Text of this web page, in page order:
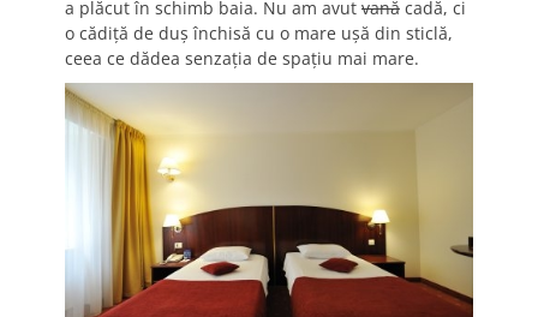
a plăcut în schimb baia. Nu am avut vană cadă, ci
o cădiţă de duş închisă cu o mare uşă din sticlă,
ceea ce dădea senzaţia de spaţiu mai mare.